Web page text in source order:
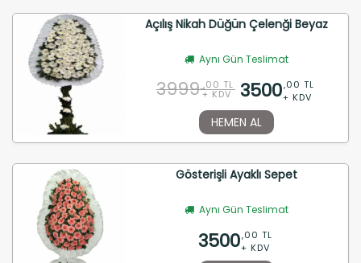
Açılış Nikah Düğün Çelenği Beyaz
Aynı Gün Teslimat
3999 ,00 TL
+ KDV 3500,00 TL
+ KDV
HEMEN AL
Gösterişli Ayaklı Sepet
Aynı Gün Teslimat
3500,00 TL
+ KDV